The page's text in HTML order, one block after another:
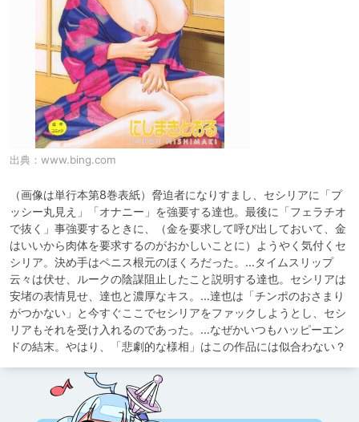
出典： www.bing.com
（画像は単行本第8巻表紙）脅迫者になりすまし、セシリアに「プ
ッシー丸見え」「オナニー」を強要する達也。最後に「フェラチオ
で抜く」事強要するときに、（金を要求して呼び出しておいて、金
はいいから肉体を要求するのがおかしいことに）ようやく気付くセ
シリア。決め手はペニス根元のほくろだった。…タイムスリップ
云々は伏せ、ルークの陰謀阻止したこと説明する達也。セシリアは
安堵の表情見せ、達也と濃厚なキス。…達也は「チンポのおさまり
がつかない」と今すぐここでセシリアをファックしようとし、セシ
リアもそれを受け入れるのであった。…なぜかいつもハッピーエン
ドの結末。やはり、「悲劇的な様相」はこの作品には似合わない？